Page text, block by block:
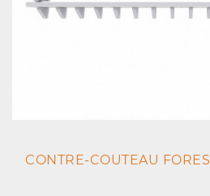
CONTRE-COUTEAU